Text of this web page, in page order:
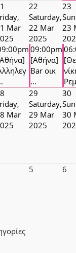
Mar
22
Saturday,
22 Mar
2025
09:00pm
[Αθήνα]
Bar οικ
...
23
23
Mar
29
Saturday,
29 Mar
2025
30
30
5 6